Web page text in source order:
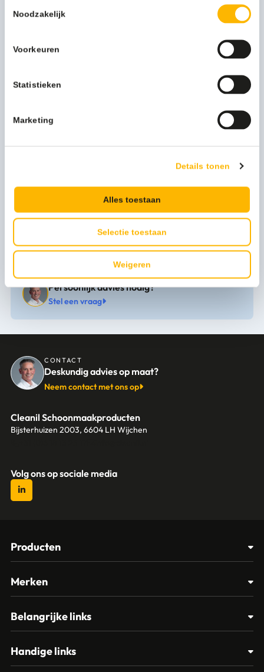
Noodzakelijk
Voorkeuren
Statistieken
Marketing
Details tonen
Alles toestaan
Selectie toestaan
Weigeren
Neem contact op
Kleur
Afmeting 25cm
Handtrekker
Uitvoering Handtrekker
Persoonlijk advies nodig?
Stel een vraag
CONTACT
Deskundig advies op maat?
Neem contact met ons op
Cleanil Schoonmaakproducten
Bijsterhuizen 2003, 6604 LH Wijchen
Volg ons op sociale media
Producten
Glasbewassing
Materialen
Papier – Dispensers - Toiletinrichting
Merken
Spectro
Vikan
Belangrijke links
Contact
Handige links